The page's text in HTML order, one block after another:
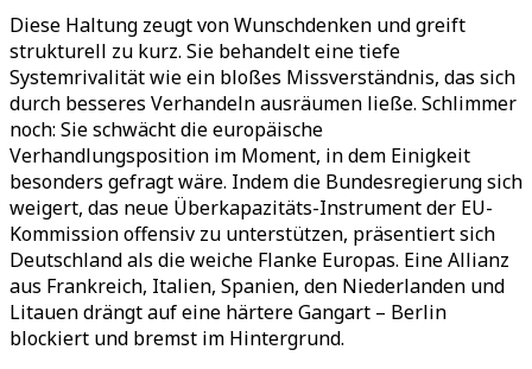
Diese Haltung zeugt von Wunschdenken und greift
strukturell zu kurz. Sie behandelt eine tiefe
Systemrivalität wie ein bloßes Missverständnis, das sich
durch besseres Verhandeln ausräumen ließe. Schlimmer
noch: Sie schwächt die europäische
Verhandlungsposition im Moment, in dem Einigkeit
besonders gefragt wäre. Indem die Bundesregierung sich
weigert, das neue Überkapazitäts-Instrument der EU-
Kommission offensiv zu unterstützen, präsentiert sich
Deutschland als die weiche Flanke Europas. Eine Allianz
aus Frankreich, Italien, Spanien, den Niederlanden und
Litauen drängt auf eine härtere Gangart – Berlin
blockiert und bremst im Hintergrund.